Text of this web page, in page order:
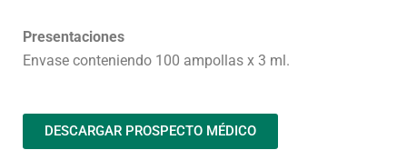
Presentaciones
Envase conteniendo 100 ampollas x 3 ml.
DESCARGAR PROSPECTO MÉDICO